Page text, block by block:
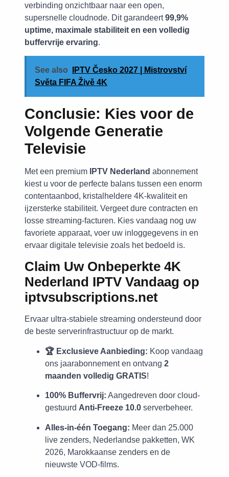
verbinding onzichtbaar naar een open,
supersnelle cloudnode. Dit garandeert99,9%
uptime, maximale stabiliteit en een volledig
buffervrije ervaring.
See also
IPTV Česko 2027 | Mistrovství
Světa FIFA Živě 4K
Conclusie: Kies voor de
Volgende Generatie
Televisie
Met een premium IPTV Nederland abonnement
kiest u voor de perfecte balans tussen een enorm
contentaanbod, kristalheldere 4K-kwaliteit en
ijzersterke stabiliteit. Vergeet dure contracten en
losse streaming-facturen. Kies vandaag nog uw
favoriete apparaat, voer uw inloggegevens in en
ervaar digitale televisie zoals het bedoeld is.
Claim Uw Onbeperkte 4K
Nederland IPTV Vandaag op
iptvsubscriptions.net
Ervaar ultra-stabiele streaming ondersteund door
de beste serverinfrastructuur op de markt.
🏆 Exclusieve Aanbieding: Koop vandaag
ons jaarabonnement en ontvang 2
maanden volledig GRATIS!
100% Buffervrij: Aangedreven door cloud-
gestuurd Anti-Freeze 10.0 serverbeheer.
Alles-in-één Toegang: Meer dan 25.000
live zenders, Nederlandse pakketten, WK
2026, Marokkaanse zenders en de
nieuwste VOD-films.